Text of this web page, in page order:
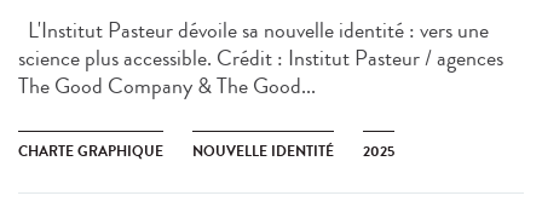
L'Institut Pasteur dévoile sa nouvelle identité : vers une
science plus accessible. Crédit : Institut Pasteur / agences
The Good Company & The Good...
CHARTE GRAPHIQUE NOUVELLE IDENTITÉ 2025